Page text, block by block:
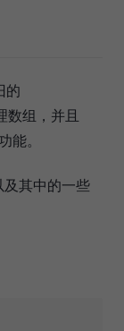
的
数组，并且
能。
及其中的一些